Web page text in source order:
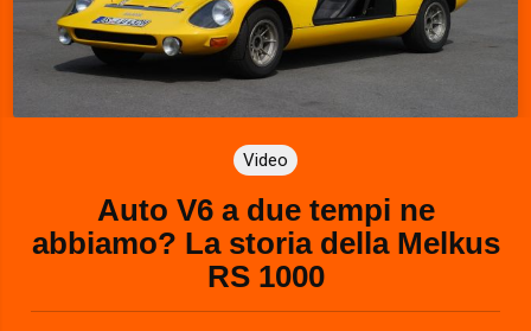
Video
Auto V6 a due tempi ne
abbiamo? La storia della Melkus
RS 1000